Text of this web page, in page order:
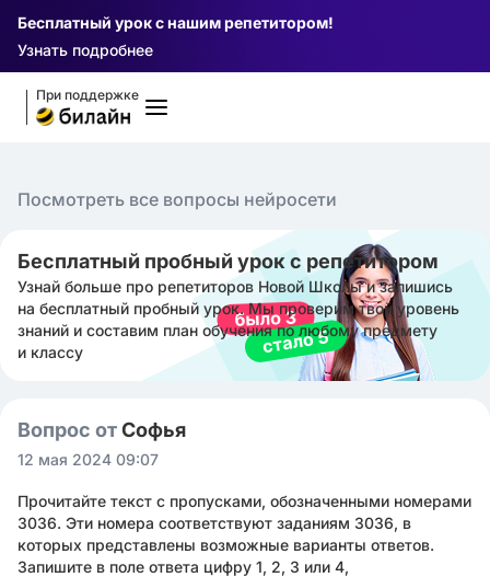
Бесплатный урок с нашим репетитором!
Узнать подробнее
При поддержке
Посмотреть все вопросы нейросети
Бесплатный пробный урок с репетитором
Узнай больше про репетиторов Новой Школы и запишись
на бесплатный пробный урок. Мы проверим твой уровень
знаний и составим план обучения по любому предмету
и классу
Вопрос отСофья ㅤ
12 мая 2024 09:07
Прочитайте текст с пропусками, обозначенными номерами
3036. Эти номера соответствуют заданиям 3036, в
которых представлены возможные варианты ответов.
Запишите в поле ответа цифру 1, 2, 3 или 4,